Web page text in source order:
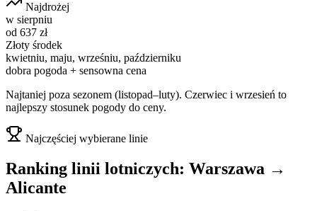
Najdrożej
w sierpniu
od 637 zł
Złoty środek
kwietniu, maju, wrześniu, październiku
dobra pogoda + sensowna cena
Najtaniej poza sezonem (listopad–luty). Czerwiec i wrzesień to
najlepszy stosunek pogody do ceny.
Najczęściej wybierane linie
Ranking linii lotniczych: Warszawa →
Alicante